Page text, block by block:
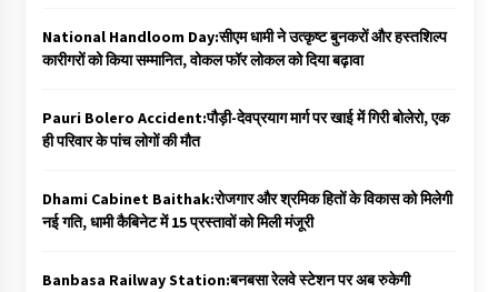
National Handloom Day:सीएम धामी ने उत्कृष्ट बुनकरों और हस्तशिल्प
कारीगरों को किया सम्मानित, वोकल फॉर लोकल को दिया बढ़ावा
Pauri Bolero Accident:पौड़ी-देवप्रयाग मार्ग पर खाई में गिरी बोलेरो, एक
ही परिवार के पांच लोगों की मौत
Dhami Cabinet Baithak:रोजगार और श्रमिक हितों के विकास को मिलेगी
नई गति, धामी कैबिनेट में 15 प्रस्तावों को मिली मंजूरी
Banbasa Railway Station:बनबसा रेलवे स्टेशन पर अब रुकेगी